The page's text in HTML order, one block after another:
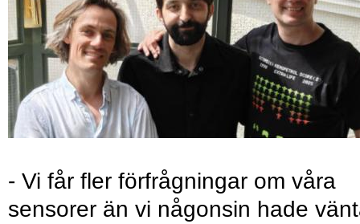
- Vi får fler förfrågningar om våra
sensorer än vi någonsin hade